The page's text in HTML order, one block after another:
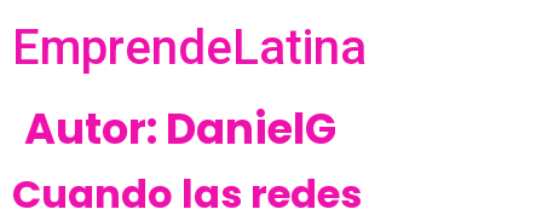
EmprendeLatina
Autor: DanielG
Cuando las redes